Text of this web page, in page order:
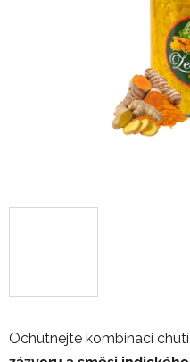
Ochutnejte kombinaci chutí